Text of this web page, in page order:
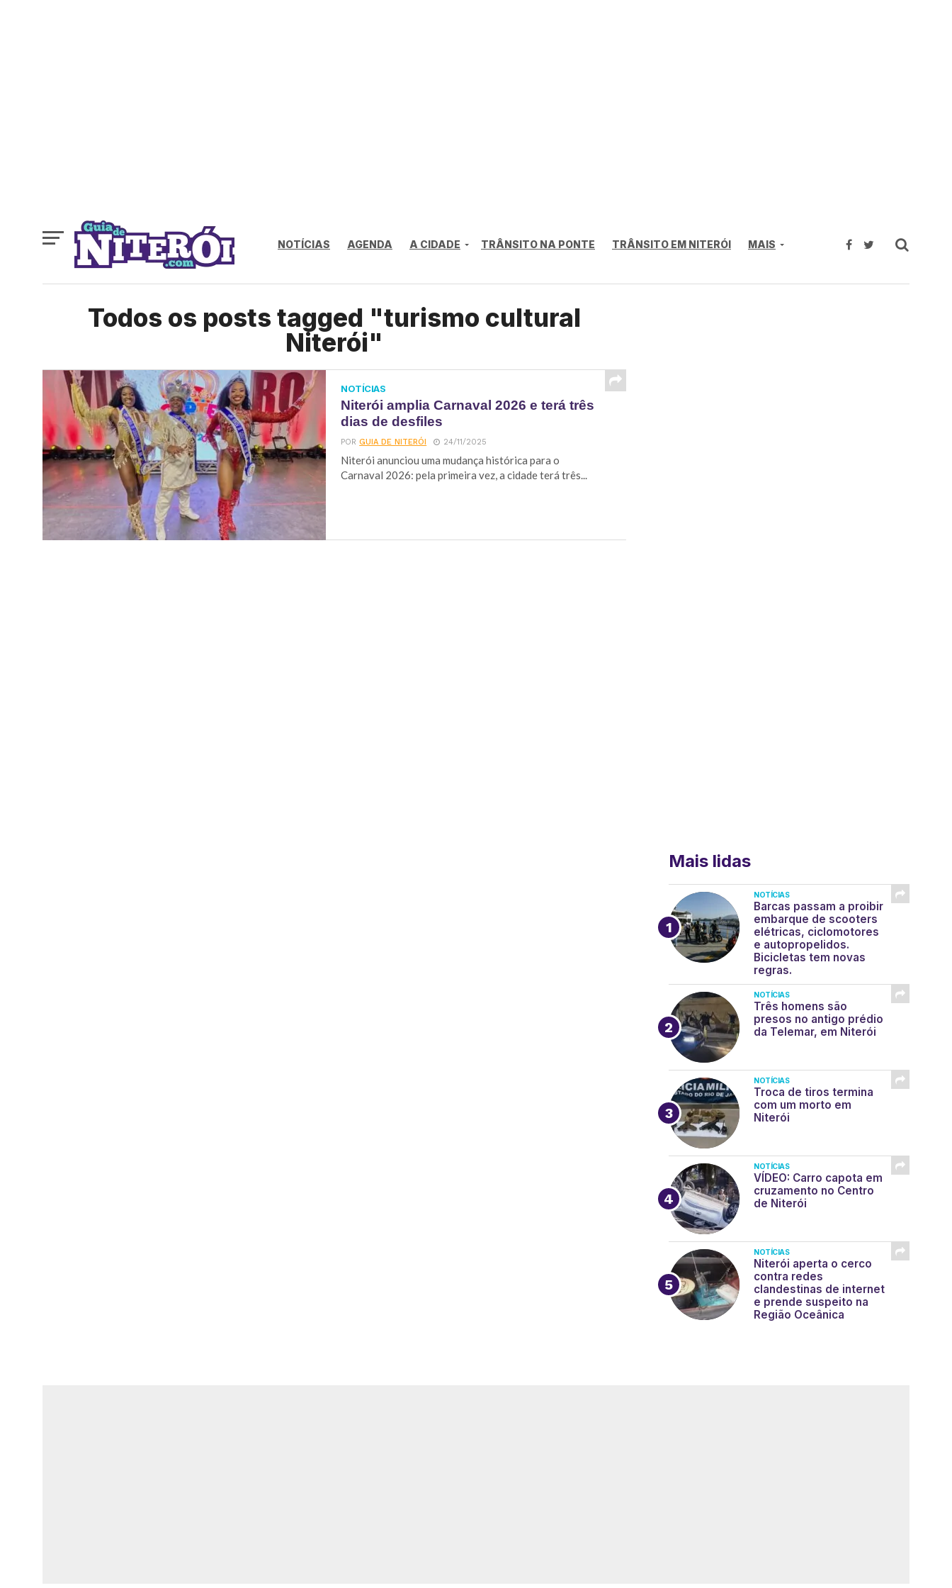
NOTÍCIAS AGENDA A CIDADE TRÂNSITO NA PONTE TRÂNSITO EM NITERÓI MAIS
Todos os posts tagged "turismo cultural
Niterói"
NOTÍCIAS
Niterói amplia Carnaval 2026 e terá três
dias de desfiles
PORGUIA DE NITERÓI 24/11/2025
Niterói anunciou uma mudança histórica para o
Carnaval 2026: pela primeira vez, a cidade terá três...
Mais lidas
NOTÍCIAS
Barcas passam a proibir
embarque de scooters
elétricas, ciclomotores
e autopropelidos.
Bicicletas tem novas
regras.
NOTÍCIAS
Três homens são
presos no antigo prédio
da Telemar, em Niterói
NOTÍCIAS
Troca de tiros termina
com um morto em
Niterói
NOTÍCIAS
VÍDEO: Carro capota em
cruzamento no Centro
de Niterói
NOTÍCIAS
Niterói aperta o cerco
contra redes
clandestinas de internet
e prende suspeito na
Região Oceânica